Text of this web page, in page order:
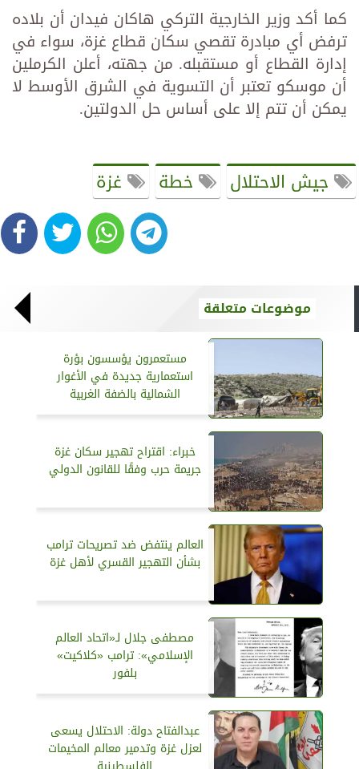
كما أكد وزير الخارجية التركي هاكان فيدان أن بلاده
ترفض أي مبادرة تقصي سكان قطاع غزة، سواء في
إدارة القطاع أو مستقبله. من جهته، أعلن الكرملين
أن موسكو تعتبر أن التسوية في الشرق الأوسط لا
يمكن أن تتم إلا على أساس حل الدولتين.
جيش الاحتلال خطة غزة
موضوعات متعلقة
مستعمرون يؤسسون بؤرة
استعمارية جديدة في الأغوار
الشمالية بالضفة الغربية
خبراء: اقتراح تهجير سكان غزة
جريمة حرب وفقًا للقانون الدولي
العالم ينتفض ضد تصريحات ترامب
بشأن التهجير القسري لأهل غزة
مصطفى جلال لـ«اتحاد العالم
الإسلامي»: ترامب «كلاكيت»
بلفور
عبدالفتاح دولة: الاحتلال يسعى
لعزل غزة وتدمير معالم المخيمات